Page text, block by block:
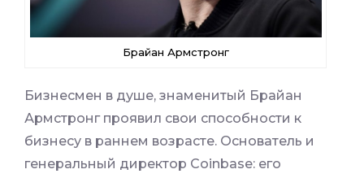
Брайан Армстронг
Бизнесмен в душе, знаменитый Брайан
Армстронг проявил свои способности к
бизнесу в раннем возрасте. Основатель и
генеральный директор Coinbase: его